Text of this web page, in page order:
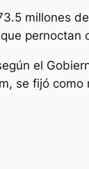
millones
pernoctan
el
se fijó